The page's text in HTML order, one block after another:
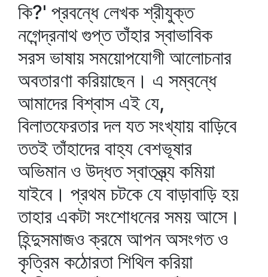
কি?' প্রবন্ধে লেখক শ্রীযুক্ত
নগেন্দ্রনাথ গুপ্ত তাঁহার স্বাভাবিক
সরস ভাষায় সময়োপযোগী আলোচনার
অবতারণা করিয়াছেন। এ সম্বন্ধে
আমাদের বিশ্বাস এই যে,
বিলাতফেরতার দল যত সংখ্যায় বাড়িবে
ততই তাঁহাদের বাহ্য বেশভূষার
অভিমান ও উদ্ধত স্বাতন্ত্র্য কমিয়া
যাইবে। প্রথম চটকে যে বাড়াবাড়ি হয়
তাহার একটা সংশোধনের সময় আসে।
হিন্দুসমাজও ক্রমে আপন অসংগত ও
কৃত্রিম কঠোরতা শিথিল করিয়া